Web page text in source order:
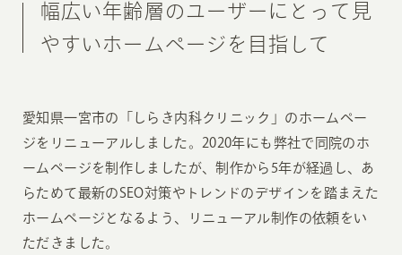
幅広い年齢層のユーザーにとって見
やすいホームページを目指して
愛知県一宮市の「しらき内科クリニック」のホームペー
ジをリニューアルしました。2020年にも弊社で同院のホ
ームページを制作しましたが、制作から5年が経過し、あ
らためて最新のSEO対策やトレンドのデザインを踏まえた
ホームページとなるよう、リニューアル制作の依頼をい
ただきました。